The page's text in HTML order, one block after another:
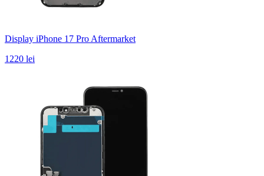
Display iPhone 17 Pro Aftermarket
1220 lei